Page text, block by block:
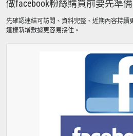
做facebook粉絲購買前要先準
先確認連結可訪問、資料完整、近期內容持續
這樣新增數據更容易接住。